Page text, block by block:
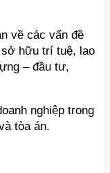
về các vấn đề
sở hữu trí tuệ, lao
– đầu tư,
nghiệp trong
tòa án.